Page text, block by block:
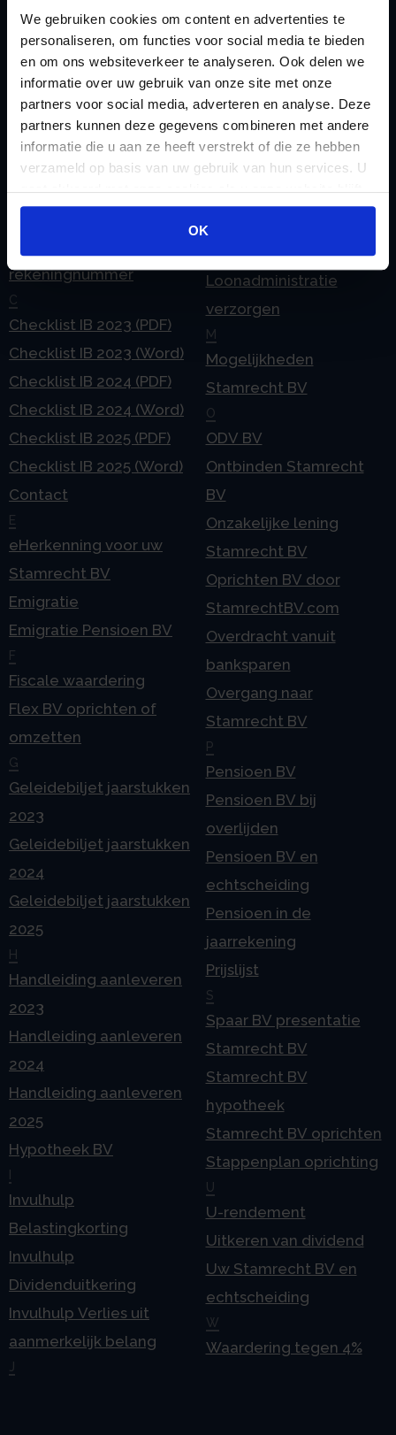
We gebruiken cookies om content en advertenties te
personaliseren, om functies voor social media te bieden
en om ons websiteverkeer te analyseren. Ook delen we
informatie over uw gebruik van onze site met onze
partners voor social media, adverteren en analyse. Deze
partners kunnen deze gegevens combineren met andere
informatie die u aan ze heeft verstrekt of die ze hebben
verzameld op basis van uw gebruik van hun services. U
gaat akkoord met onze cookies als u onze website blijft
gebruiken.
OK
Zoeken
Handige links
Afkoop Stamrecht
B
rekeningnummer
C
Checklist IB 2023 (PDF)
Checklist IB 2023 (Word)
Checklist IB 2024 (PDF)
Checklist IB 2024 (Word)
Checklist IB 2025 (PDF)
Checklist IB 2025 (Word)
Contact
E
eHerkenning voor uw
Stamrecht BV
Emigratie
Emigratie Pensioen BV
F
Fiscale waardering
Flex BV oprichten of
omzetten
G
Geleidebiljet jaarstukken
2023
Geleidebiljet jaarstukken
2024
Geleidebiljet jaarstukken
2025
H
Handleiding aanleveren
2023
Handleiding aanleveren
2024
Handleiding aanleveren
2025
Hypotheek BV
Invulhulp
Belastingkorting
Invulhulp
Dividenduitkering
Invulhulp Verlies uit
aanmerkelijk belang
Jaarstukken opstellen
L
Lenen van de BV
Lijfrente BV
Liquidatie Pensioen BV
Loonadministratie
verzorgen
M
Mogelijkheden
Stamrecht BV
O
ODV BV
Ontbinden Stamrecht
BV
Onzakelijke lening
Stamrecht BV
Oprichten BV door
StamrechtBV.com
Overdracht vanuit
banksparen
Overgang naar
Stamrecht BV
P
Pensioen BV
Pensioen BV bij
overlijden
Pensioen BV en
echtscheiding
Pensioen in de
jaarrekening
Prijslijst
S
Spaar BV presentatie
Stamrecht BV
Stamrecht BV
hypotheek
Stamrecht BV oprichten
Stappenplan oprichting
U
U-rendement
Uitkeren van dividend
Uw Stamrecht BV en
echtscheiding
W
Waardering tegen 4%